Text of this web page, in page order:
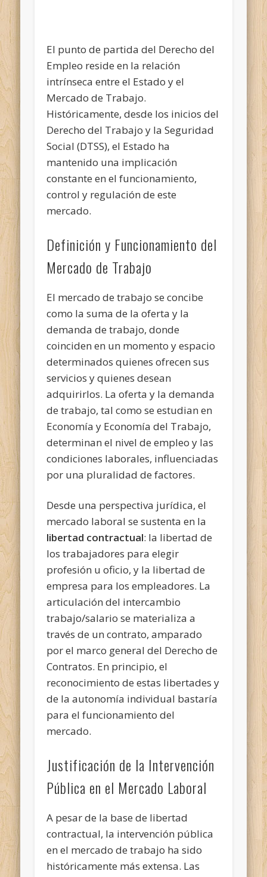
El punto de partida del Derecho del
Empleo reside en la relación
intrínseca entre el Estado y el
Mercado de Trabajo.
Históricamente, desde los inicios del
Derecho del Trabajo y la Seguridad
Social (DTSS), el Estado ha
mantenido una implicación
constante en el funcionamiento,
control y regulación de este
mercado.
Definición y Funcionamiento del
Mercado de Trabajo
El mercado de trabajo se concibe
como la suma de la oferta y la
demanda de trabajo, donde
coinciden en un momento y espacio
determinados quienes ofrecen sus
servicios y quienes desean
adquirirlos. La oferta y la demanda
de trabajo, tal como se estudian en
Economía y Economía del Trabajo,
determinan el nivel de empleo y las
condiciones laborales, influenciadas
por una pluralidad de factores.
Desde una perspectiva jurídica, el
mercado laboral se sustenta en la
libertad contractual: la libertad de
los trabajadores para elegir
profesión u oficio, y la libertad de
empresa para los empleadores. La
articulación del intercambio
trabajo/salario se materializa a
través de un contrato, amparado
por el marco general del Derecho de
Contratos. En principio, el
reconocimiento de estas libertades y
de la autonomía individual bastaría
para el funcionamiento del
mercado.
Justificación de la Intervención
Pública en el Mercado Laboral
A pesar de la base de libertad
contractual, la intervención pública
en el mercado de trabajo ha sido
históricamente más extensa. Las